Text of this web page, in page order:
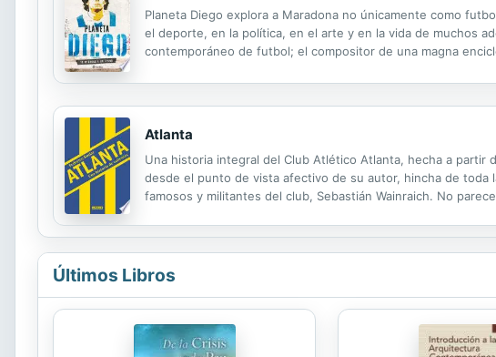
Planeta Diego explora a Maradona no únicamente como
el deporte, en la política, en el arte y en la vida de muchos
contemporáneo de futbol; el compositor de una magna
Atlanta
Una historia integral del Club Atlético Atlanta, hecha a
desde el punto de vista afectivo de su autor, hincha de
famosos y militantes del club, Sebastián Wainraich. No
Últimos Libros